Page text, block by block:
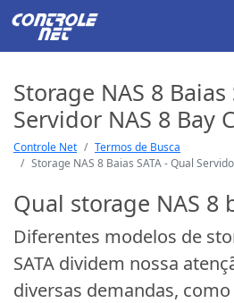
Storage NAS 8 Baias
Servidor NAS 8 Bay
Controle Net
Termos de Busca
Storage NAS 8 Baias SATA - Qual
Qual storage NAS 8
Diferentes modelos de
SATA dividem nossa
diversas demandas,